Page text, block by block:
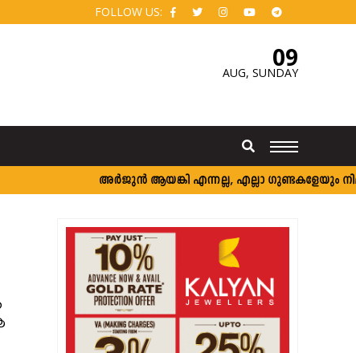
FOLLOW US:
09
AUG, SUNDAY
അര്‍ജുന്‍ ആയങ്കി എന്നല്ല, എല്ലാ ഗുണ്ടകളേയും